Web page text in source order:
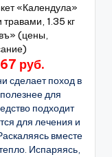
«Календула»
травами, 1.35 кг
(цены,
руб.
сделает поход в
для
подходит
для лечения и
вместе
Испаряясь,